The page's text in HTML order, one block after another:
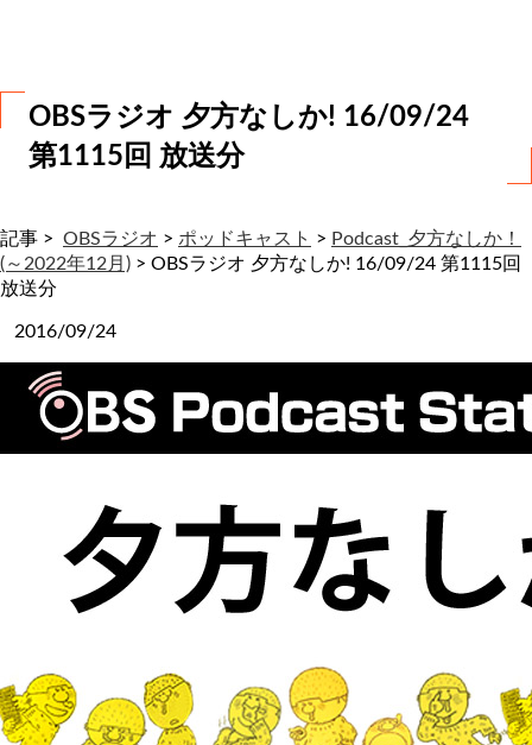
OBSラジオ 夕方なしか! 16/09/24
第1115回 放送分
記事 > OBSラジオ > ポッドキャスト > Podcast_夕方なしか！
(～2022年12月) > OBSラジオ 夕方なしか! 16/09/24 第1115回
放送分
2016/09/24